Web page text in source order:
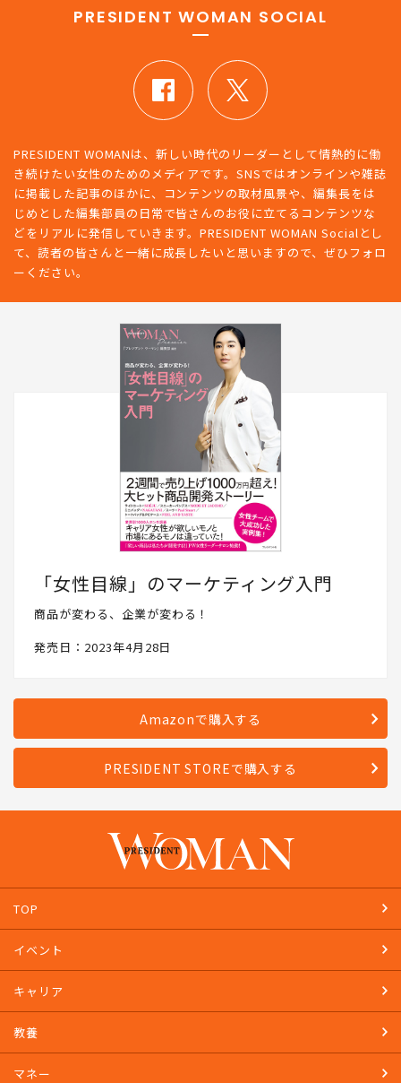
PRESIDENT WOMAN SOCIAL
PRESIDENT WOMANは、新しい時代のリーダーとして情熱的に働
き続けたい女性のためのメディアです。SNSではオンラインや雑誌
に掲載した記事のほかに、コンテンツの取材風景や、編集長をは
じめとした編集部員の日常で皆さんのお役に立てるコンテンツな
どをリアルに発信していきます。PRESIDENT WOMAN Socialとし
て、読者の皆さんと一緒に成長したいと思いますので、ぜひフォロ
ーください。
「女性目線」のマーケティング入門
商品が変わる、企業が変わる！
発売日：2023年4月28日
Amazonで購入する
PRESIDENT STOREで購入する
TOP
イベント
キャリア
教養
マネー